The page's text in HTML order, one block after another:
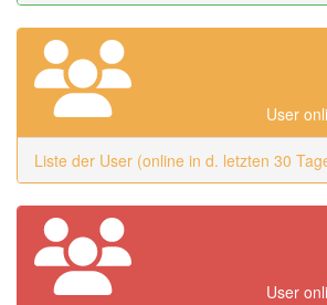
User
Liste der User (online in d. letzten 30
User